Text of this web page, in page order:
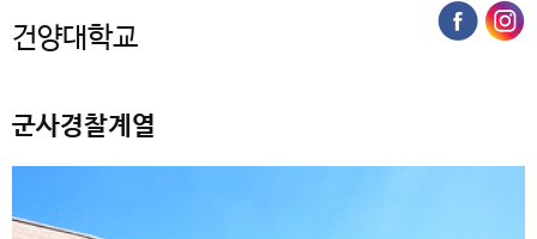
대
교
메
로
건양대학교
군사경찰계열